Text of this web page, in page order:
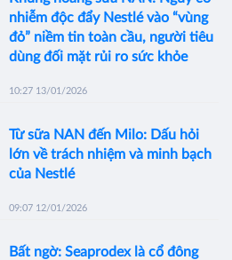
nhiễm độc đẩy Nestlé vào “vùng
đỏ” niềm tin toàn cầu, người tiêu
dùng đối mặt rủi ro sức khỏe
10:27 13/01/2026
Từ sữa NAN đến Milo: Dấu hỏi
lớn về trách nhiệm và minh bạch
của Nestlé
09:07 12/01/2026
Bất ngờ: Seaprodex là cổ đông